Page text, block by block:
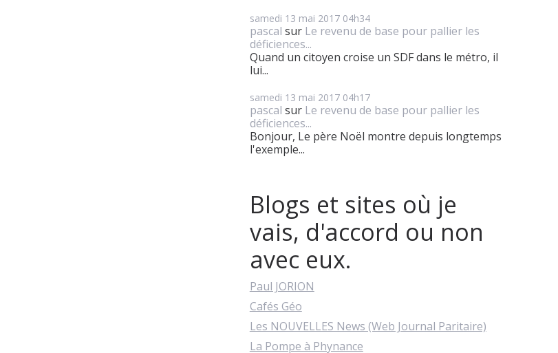
samedi 13 mai 2017 04h34
pascal sur Le revenu de base pour pallier les
déficiences...
Quand un citoyen croise un SDF dans le métro, il
lui...
samedi 13 mai 2017 04h17
pascal sur Le revenu de base pour pallier les
déficiences...
Bonjour, Le père Noël montre depuis longtemps
l'exemple...
Blogs et sites où je
vais, d'accord ou non
avec eux.
Paul JORION
Cafés Géo
Les NOUVELLES News (Web Journal Paritaire)
La Pompe à Phynance